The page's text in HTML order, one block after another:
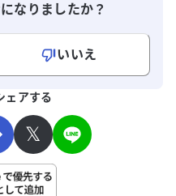
なりましたか？
いいえ
ェアする
𝕏